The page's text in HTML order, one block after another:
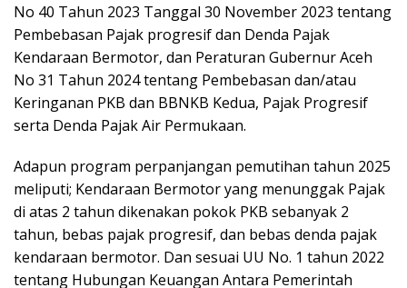
No 40 Tahun 2023 Tanggal 30 November 2023 tentang
Pembebasan Pajak progresif dan Denda Pajak
Kendaraan Bermotor, dan Peraturan Gubernur Aceh
No 31 Tahun 2024 tentang Pembebasan dan/atau
Keringanan PKB dan BBNKB Kedua, Pajak Progresif
serta Denda Pajak Air Permukaan.
Adapun program perpanjangan pemutihan tahun 2025
meliputi; Kendaraan Bermotor yang menunggak Pajak
di atas 2 tahun dikenakan pokok PKB sebanyak 2
tahun, bebas pajak progresif, dan bebas denda pajak
kendaraan bermotor. Dan sesuai UU No. 1 tahun 2022
tentang Hubungan Keuangan Antara Pemerintah